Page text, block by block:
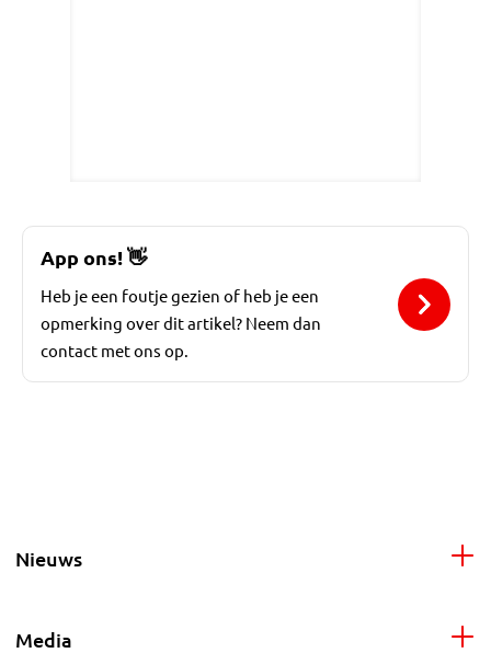
App ons!👋
Heb je een foutje gezien of heb je een
opmerking over dit artikel? Neem dan
contact met ons op.
Nieuws
Media